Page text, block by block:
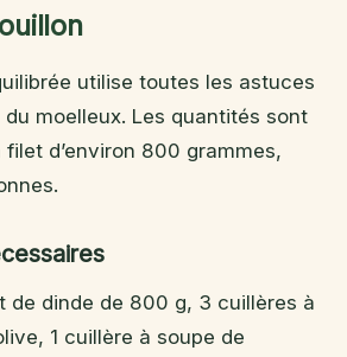
utilise toutes les astuces
moelleux. Les quantités sont
d’environ 800 grammes,
de dinde de 800 g, 3 cuillères à
1 cuillère à soupe de